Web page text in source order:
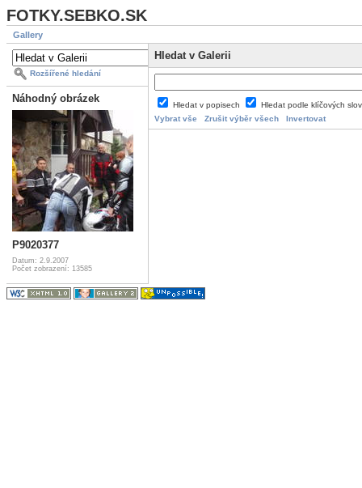
FOTKY.SEBKO.SK
Gallery
Rozšířené hledání
Náhodný obrázek
P9020377
Datum: 2.9.2007
Počet zobrazení: 13585
Hledat v Galerii
Hledat v popisech
Hledat podle klíčových
Vybrat vše
Zrušit výběr všech Invertovat